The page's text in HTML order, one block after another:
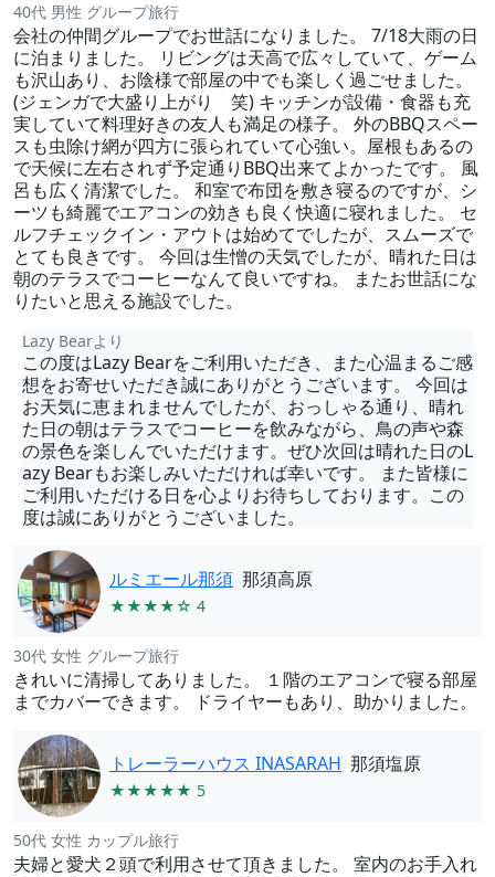
40代 男性 グループ旅行
会社の仲間グループでお世話になりました。 7/18大雨の日
に泊まりました。 リビングは天高で広々していて、ゲーム
も沢山あり、お陰様で部屋の中でも楽しく過ごせました。
(ジェンガで大盛り上がり 笑) キッチンが設備・食器も充
実していて料理好きの友人も満足の様子。 外のBBQスペー
スも虫除け網が四方に張られていて心強い。屋根もあるの
で天候に左右されず予定通りBBQ出来てよかったです。 風
呂も広く清潔でした。 和室で布団を敷き寝るのですが、シ
ーツも綺麗でエアコンの効きも良く快適に寝れました。 セ
ルフチェックイン・アウトは始めてでしたが、スムーズで
とても良きです。 今回は生憎の天気でしたが、晴れた日は
朝のテラスでコーヒーなんて良いですね。 またお世話にな
りたいと思える施設でした。
Lazy Bearより
この度はLazy Bearをご利用いただき、また心温まるご感
想をお寄せいただき誠にありがとうございます。 今回は
お天気に恵まれませんでしたが、おっしゃる通り、晴れ
た日の朝はテラスでコーヒーを飲みながら、鳥の声や森
の景色を楽しんでいただけます。ぜひ次回は晴れた日のL
azy Bearもお楽しみいただければ幸いです。 また皆様に
ご利用いただける日を心よりお待ちしております。この
度は誠にありがとうございました。
ルミエール那須 那須高原
★★★★☆ 4
30代 女性 グループ旅行
きれいに清掃してありました。 １階のエアコンで寝る部屋
までカバーできます。 ドライヤーもあり、助かりました。
トレーラーハウス INASARAH 那須塩原
★★★★★ 5
50代 女性 カップル旅行
夫婦と愛犬２頭で利用させて頂きました。 室内のお手入れ